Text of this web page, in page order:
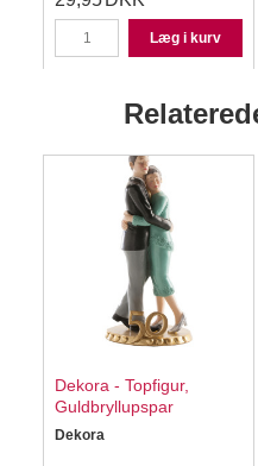
Læg i kurv
Dekora - Topfigur,
Guldbryllupspar
Dekora